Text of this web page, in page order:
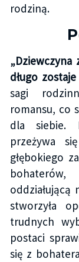
rodziną.
długo
sagi
romansu, co
dla siebie.
przeżywa
głębokiego
oddziałującą
stworzyła
trudnych
postaci
się z